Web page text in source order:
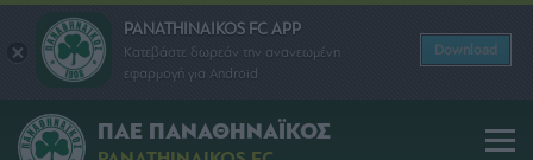
PANATHINAIKOS FC APP
Κατεβάστε δωρεάν την ανανεωμένη
εφαρμογή για Android
Download
ΠΑΕ ΠΑΝΑΘΗΝΑΪΚΟΣ